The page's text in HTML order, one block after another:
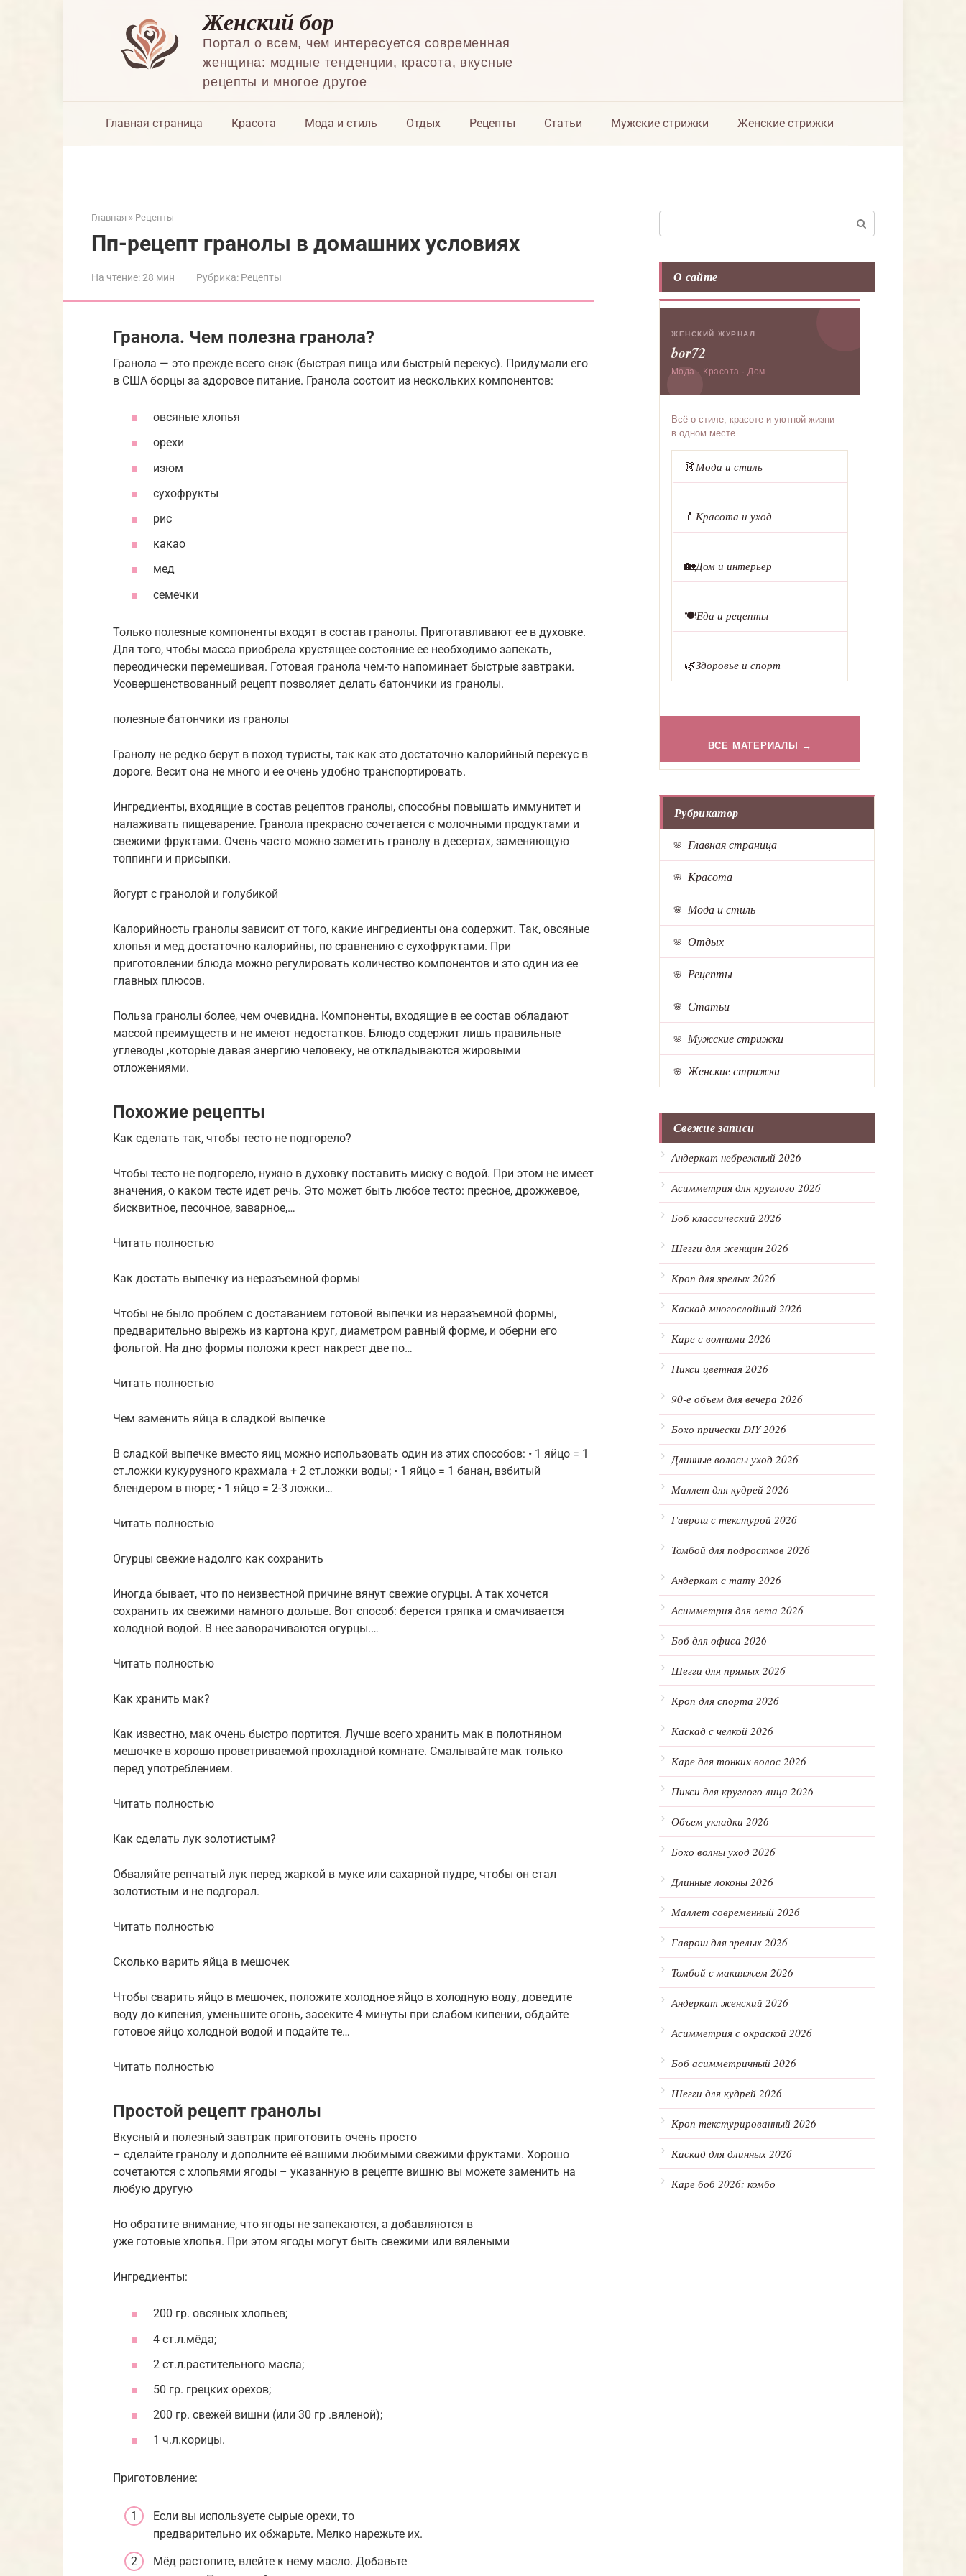
Женский бор
Портал о всем, чем интересуется современная
женщина: модные тенденции, красота, вкусные
рецепты и многое другое
Главная страница Красота Мода и стиль Отдых Рецепты Статьи Мужские стрижки Женские стрижки
Главная » Рецепты
Пп-рецепт гранолы в домашних условиях
На чтение:28 мин Рубрика: Рецепты
Гранола. Чем полезна гранола?
Гранола — это прежде всего снэк (быстрая пища или быстрый перекус). Придумали его
в США борцы за здоровое питание. Гранола состоит из нескольких компонентов:
овсяные хлопья
орехи
изюм
сухофрукты
рис
какао
мед
семечки
Только полезные компоненты входят в состав гранолы. Приготавливают ее в духовке.
Для того, чтобы масса приобрела хрустящее состояние ее необходимо запекать,
переодически перемешивая. Готовая гранола чем-то напоминает быстрые завтраки.
Усовершенствованный рецепт позволяет делать батончики из гранолы.
полезные батончики из гранолы
Гранолу не редко берут в поход туристы, так как это достаточно калорийный перекус в
дороге. Весит она не много и ее очень удобно транспортировать.
Ингредиенты, входящие в состав рецептов гранолы, способны повышать иммунитет и
налаживать пищеварение. Гранола прекрасно сочетается с молочными продуктами и
свежими фруктами. Очень часто можно заметить гранолу в десертах, заменяющую
топпинги и присыпки.
йогурт с гранолой и голубикой
Калорийность гранолы зависит от того, какие ингредиенты она содержит. Так, овсяные
хлопья и мед достаточно калорийны, по сравнению с сухофруктами. При
приготовлении блюда можно регулировать количество компонентов и это один из ее
главных плюсов.
Польза гранолы более, чем очевидна. Компоненты, входящие в ее состав обладают
массой преимуществ и не имеют недостатков. Блюдо содержит лишь правильные
углеводы ,которые давая энергию человеку, не откладываются жировыми
отложениями.
Похожие рецепты
Как сделать так, чтобы тесто не подгорело?
Чтобы тесто не подгорело, нужно в духовку поставить миску с водой. При этом не имеет
значения, о каком тесте идет речь. Это может быть любое тесто: пресное, дрожжевое,
бисквитное, песочное, заварное,…
Читать полностью
Как достать выпечку из неразъемной формы
Чтобы не было проблем с доставанием готовой выпечки из неразъемной формы,
предварительно вырежь из картона круг, диаметром равный форме, и оберни его
фольгой. На дно формы положи крест накрест две по…
Читать полностью
Чем заменить яйца в сладкой выпечке
В сладкой выпечке вместо яиц можно использовать один из этих способов: • 1 яйцо = 1
ст.ложки кукурузного крахмала + 2 ст.ложки воды; • 1 яйцо = 1 банан, взбитый
блендером в пюре; • 1 яйцо = 2-3 ложки…
Читать полностью
Огурцы свежие надолго как сохранить
Иногда бывает, что по неизвестной причине вянут свежие огурцы. А так хочется
сохранить их свежими намного дольше. Вот способ: берется тряпка и смачивается
холодной водой. В нее заворачиваются огурцы.…
Читать полностью
Как хранить мак?
Как известно, мак очень быстро портится. Лучше всего хранить мак в полотняном
мешочке в хорошо проветриваемой прохладной комнате. Смалывайте мак только
перед употреблением.
Читать полностью
Как сделать лук золотистым?
Обваляйте репчатый лук перед жаркой в муке или сахарной пудре, чтобы он стал
золотистым и не подгорал.
Читать полностью
Сколько варить яйца в мешочек
Чтобы сварить яйцо в мешочек, положите холодное яйцо в холодную воду, доведите
воду до кипения, уменьшите огонь, засеките 4 минуты при слабом кипении, обдайте
готовое яйцо холодной водой и подайте те…
Читать полностью
Простой рецепт гранолы
Вкусный и полезный завтрак приготовить очень просто
– сделайте гранолу и дополните её вашими любимыми свежими фруктами. Хорошо
сочетаются с хлопьями ягоды – указанную в рецепте вишню вы можете заменить на
любую другую
Но обратите внимание, что ягоды не запекаются, а добавляются в
уже готовые хлопья. При этом ягоды могут быть свежими или вялеными
Ингредиенты:
200 гр. овсяных хлопьев;
4 ст.л.мёда;
2 ст.л.растительного масла;
50 гр. грецких орехов;
200 гр. свежей вишни (или 30 гр .вяленой);
1 ч.л.корицы.
Приготовление:
Если вы используете сырые орехи, то
предварительно их обжарьте. Мелко нарежьте их.
Мёд растопите, влейте к нему масло. Добавьте
О сайте
ЖЕНСКИЙ ЖУРНАЛ
bor72
Мода · Красота · Дом
Всё о стиле, красоте и уютной жизни —
в одном месте
👗Мода и стиль
💄 Красота и уход
🏡Дом и интерьер
🍽️Еда и рецепты
🌿Здоровье и спорт
ВСЕ МАТЕРИАЛЫ →
Рубрикатор
Главная страница
Красота
Мода и стиль
Отдых
Рецепты
Статьи
Мужские стрижки
Женские стрижки
Свежие записи
Андеркат небрежный 2026
Асимметрия для круглого 2026
Боб классический 2026
Шегги для женщин 2026
Кроп для зрелых 2026
Каскад многослойный 2026
Каре с волнами 2026
Пикси цветная 2026
90-е объем для вечера 2026
Бохо прически DIY 2026
Длинные волосы уход 2026
Маллет для кудрей 2026
Гаврош с текстурой 2026
Томбой для подростков 2026
Андеркат с тату 2026
Асимметрия для лета 2026
Боб для офиса 2026
Шегги для прямых 2026
Кроп для спорта 2026
Каскад с челкой 2026
Каре для тонких волос 2026
Пикси для круглого лица 2026
Объем укладки 2026
Бохо волны уход 2026
Длинные локоны 2026
Маллет современный 2026
Гаврош для зрелых 2026
Томбой с макияжем 2026
Андеркат женский 2026
Асимметрия с окраской 2026
Боб асимметричный 2026
Шегги для кудрей 2026
Кроп текстурированный 2026
Каскад для длинных 2026
Каре боб 2026: комбо